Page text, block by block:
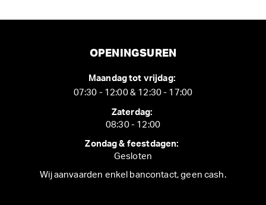
OPENINGSUREN
Maandag tot vrijdag:
07:30 - 12:00 & 12:30 - 17:00
Zaterdag:
08:30 - 12:00
Zondag & feestdagen:
Gesloten
Wij aanvaarden enkel bancontact, geen cash.